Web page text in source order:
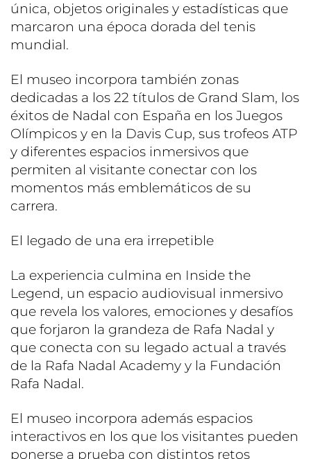
única, objetos originales y estadísticas que
marcaron una época dorada del tenis
mundial.
El museo incorpora también zonas
dedicadas a los 22 títulos de Grand Slam, los
éxitos de Nadal con España en los Juegos
Olímpicos y en la Davis Cup, sus trofeos ATP
y diferentes espacios inmersivos que
permiten al visitante conectar con los
momentos más emblemáticos de su
carrera.
El legado de una era irrepetible
La experiencia culmina en Inside the
Legend, un espacio audiovisual inmersivo
que revela los valores, emociones y desafíos
que forjaron la grandeza de Rafa Nadal y
que conecta con su legado actual a través
de la Rafa Nadal Academy y la Fundación
Rafa Nadal.
El museo incorpora además espacios
interactivos en los que los visitantes pueden
ponerse a prueba con distintos retos